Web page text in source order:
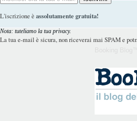
L'iscrizione è assolutamente gratuita!
Nota: tuteliamo la tua privacy.
La tua e-mail è sicura, non riceverai mai SPAM e